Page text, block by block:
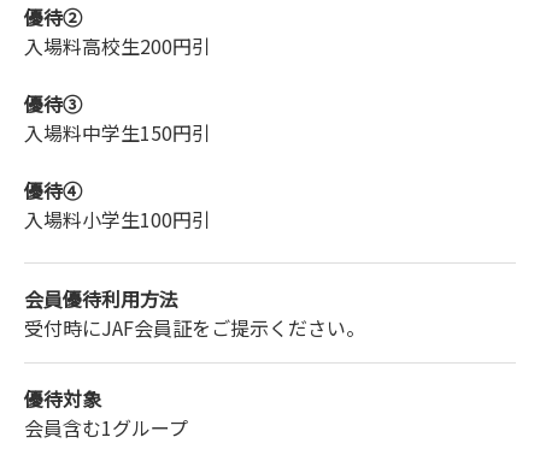
優待②
入場料高校生200円引
優待③
入場料中学生150円引
優待④
入場料小学生100円引
会員優待利用方法
受付時にJAF会員証をご提示ください。
優待対象
会員含む1グループ